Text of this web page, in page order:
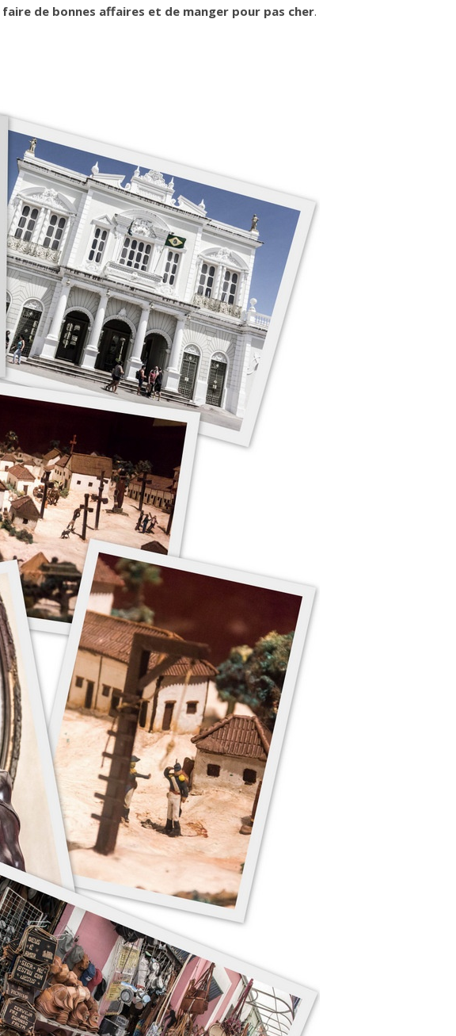
faire de bonnes affaires et de manger pour pas cher.